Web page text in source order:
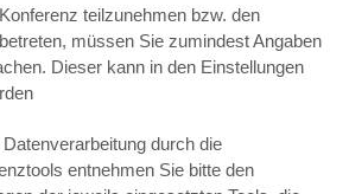
teilzunehmen bzw. den
müssen Sie zumindest Angaben
Dieser kann in den Einstellungen
durch die
entnehmen Sie bitte den